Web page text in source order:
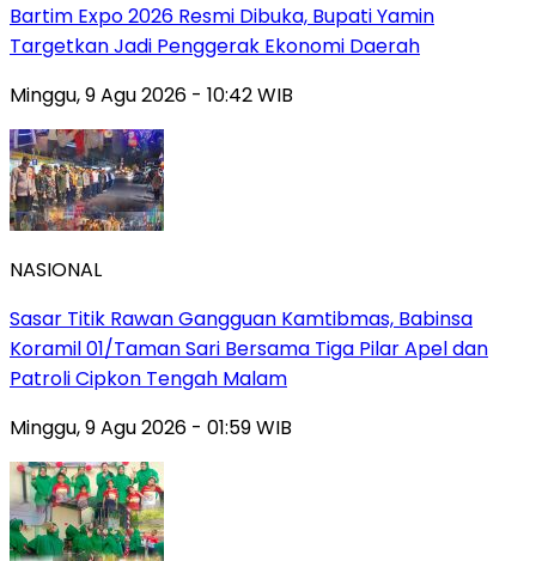
Bartim Expo 2026 Resmi Dibuka, Bupati Yamin
Targetkan Jadi Penggerak Ekonomi Daerah
Minggu, 9 Agu 2026 - 10:42 WIB
NASIONAL
Sasar Titik Rawan Gangguan Kamtibmas, Babinsa
Koramil 01/Taman Sari Bersama Tiga Pilar Apel dan
Patroli Cipkon Tengah Malam
Minggu, 9 Agu 2026 - 01:59 WIB